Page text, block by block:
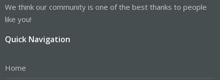
We think our community is one of the best thanks to people
like you!
Quick Navigation
Home